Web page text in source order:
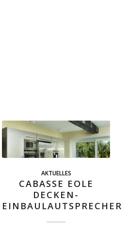
AKTUELLES
CABASSE EOLE
DECKEN-
EINBAULAUTSPRECHER